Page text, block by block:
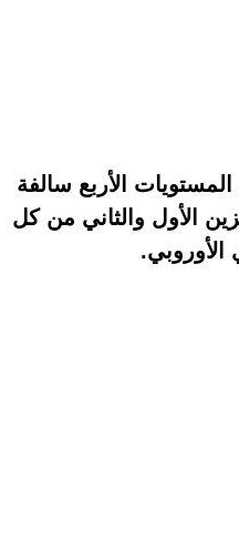
من كلٍ من المستويات الأربع سالفة
الأول والثاني من كل